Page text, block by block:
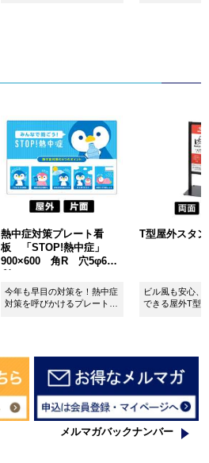
熱中症対策プレート看
板 「STOP!熱中症」
900×600 角R 穴5φ6カ
今年も早目の対策を！熱中症
対策を呼びかけるプレート看
T型屋外スタ
ビル風も安心、
できる屋外T型
メルマガバックナンバー